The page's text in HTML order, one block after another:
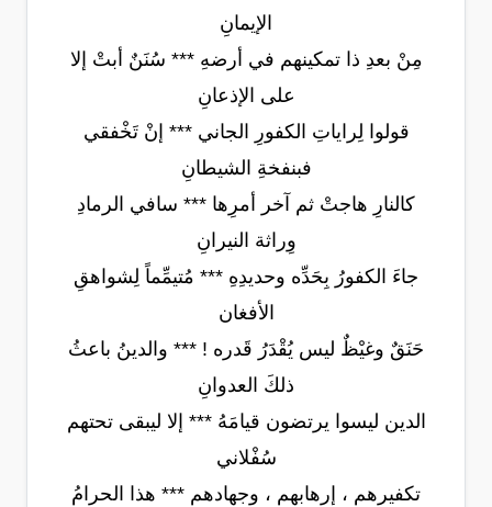
الإيمانِ
مِنْ بعدِ ذا تمكينهم في أرضهِ *** سُنَنٌ أبتْ إلا
على الإذعانِ
قولوا لِراياتِ الكفورِ الجاني *** إنْ تَخْفقي
فبنفخةِ الشيطانِ
كالنارِ هاجتْ ثم آخر أمرِها *** سافي الرمادِ
وِراثة النيرانِ
جاءَ الكفورُ بِحَدِّه وحديدِهِ *** مُتيمِّماً لِشواهقِ
الأفغان
حَنَقٌ وغيْظٌ ليس يُقْدَرُ قَدره ! *** والدينُ باعثُ
ذلكَ العدوانِ
الدين ليسوا يرتضون قيامَهُ *** إلا ليبقى تحتهم
سُفْلاني
تكفيرهم ، إرهابهم ، وجهادهم *** هذا الحرامُ